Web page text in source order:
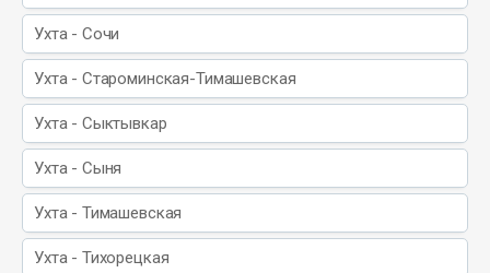
Ухта - Сочи
Ухта - Староминская-Тимашевская
Ухта - Сыктывкар
Ухта - Сыня
Ухта - Тимашевская
Ухта - Тихорецкая